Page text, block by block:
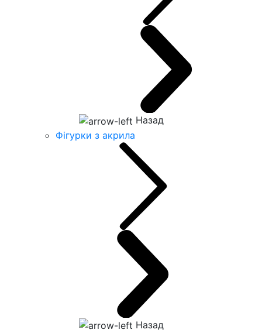
Назад
Фігурки з акрила
Назад